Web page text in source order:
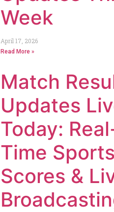
Week
April 17, 2026
Read More »
Match
Updates
Today:
Time Sports
Scores &